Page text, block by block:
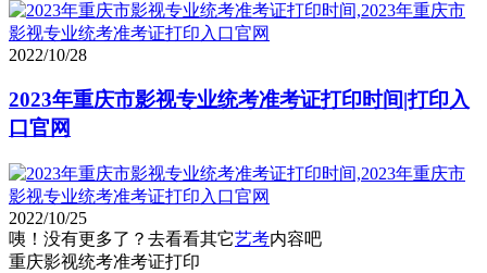
2022/10/28
2023年重庆市影视专业统考准考证打印时间|打印入
口官网
2022/10/25
咦！没有更多了？去看看其它艺考内容吧
重庆影视统考准考证打印